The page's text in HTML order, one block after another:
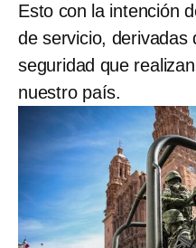
Esto con la intención
de servicio, derivadas
seguridad que
nuestro país.